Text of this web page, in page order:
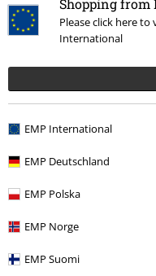
Shopping
Please click here
International
EMP International
EMP Deutschland
EMP Polska
EMP Norge
EMP Suomi
Tolles Shirt